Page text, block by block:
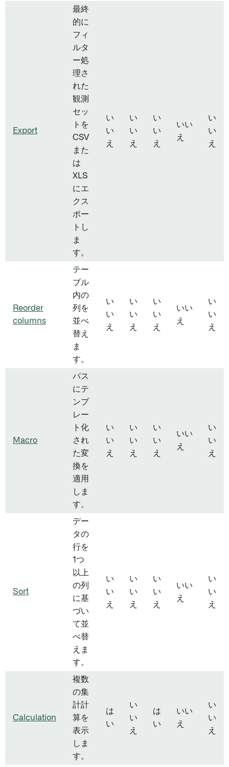
Export
最終
的に
フィ
ルタ
ー処
理さ
れた
観測
セッ
トを
CSV
また
は
XLS
にエ
クス
ポー
トし
ま
す。
い
い
え
い
い
え
い
い
え
いい
え
い
い
え
Reorder
columns
テー
ブル
内の
列を
並べ
替え
ま
す。
い
い
え
い
い
え
い
い
え
いい
え
い
い
え
Macro
パス
にテ
ンプ
レー
ト化
され
た変
換を
適用
しま
す。
い
い
え
い
い
え
い
い
え
いい
え
い
い
え
Sort
デー
タの
行を
1つ
以上
の列
に基
づい
て並
べ替
えま
す。
い
い
え
い
い
え
い
い
え
いい
え
い
い
え
Calculation
複数
の集
計計
算を
表示
しま
す。
は
い
い
い
え
は
い
いい
え
い
い
え